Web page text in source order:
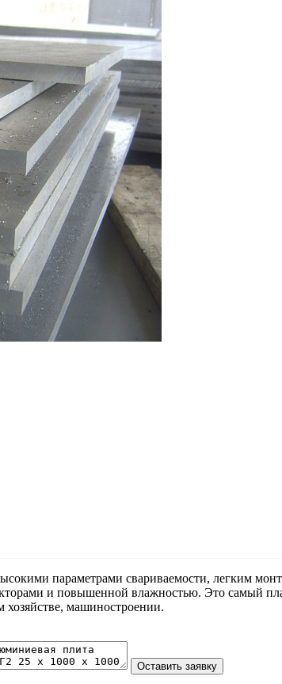
параметрами свариваемости, легким
и повышенной влажностью. Это самый
хозяйстве, машиностроении.